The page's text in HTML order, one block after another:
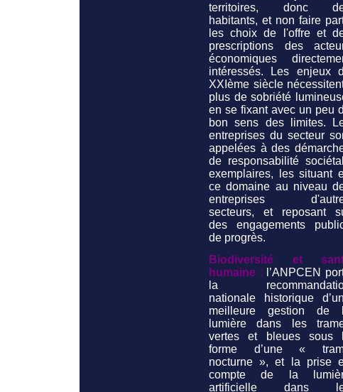
territoires, donc
habitants, et non faire
les choix de l'offre et
prescriptions des
économiques
intéressés. Les enjeux
XXIème siècle
plus de sobriété
en se fixant avec un peu
bon sens des limites.
entreprises du secteur
appelées à des
de responsabilité
exemplaires, les situant
ce domaine au niveau
entreprises
secteurs, et reposant
des engagements
de progrès.
Biodiversité et
humaine : l’ANPCEN
la
nationale historique
meilleure gestion de
lumière dans les
vertes et bleues sous
forme d’une «
nocturne », et la prise
compte de la
artificielle dans